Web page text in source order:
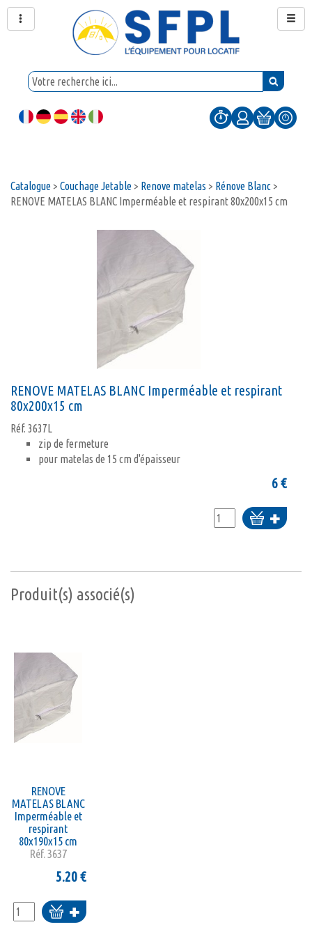
Catalogue> Couchage Jetable> Renove matelas > Rénove Blanc>
RENOVE MATELAS BLANC Imperméable et respirant 80x200x15 cm
RENOVE MATELAS BLANC Imperméable et respirant
80x200x15 cm
Réf. 3637L
zip de fermeture
pour matelas de 15 cm d'épaisseur
6€
Ajouter
au
Produit(s) associé(s)
RENOVE
MATELAS BLANC
Imperméable et
respirant
80x190x15 cm
Réf.3637
5.20€
Ajouter
au